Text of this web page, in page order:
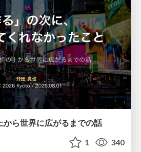
から世界に広がるまでの話
1 340